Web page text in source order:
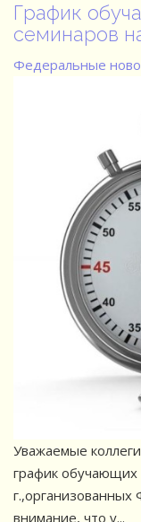
График
семинаров
Федеральные
Уважаемые
график обучающих
внимание, что у...